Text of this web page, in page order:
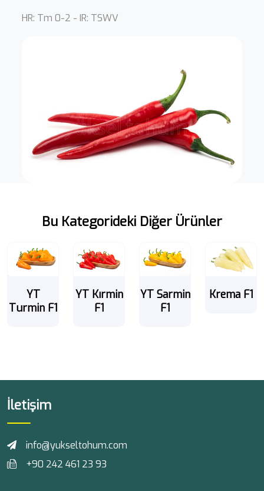
HR: Tm 0-2 - IR: TSWV
Bu Kategorideki Diğer Ürünler
YT
Turmin F1
YT Kırmin
F1
YT Sarmin
F1
Krema F1
İletişim
info@yukseltohum.com
+90 242 461 23 93